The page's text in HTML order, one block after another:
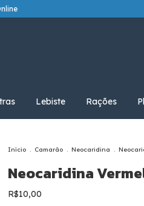
Lebiste Rações
Início . Camarão . Neocaridina .
Neocaridina
R$10,00